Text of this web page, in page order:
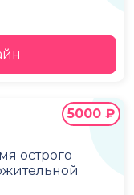
острого
5000 ₽